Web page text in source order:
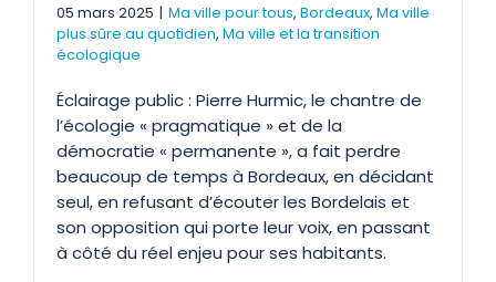
05 mars 2025 | Ma ville pour tous, Bordeaux, Ma ville
plus sûre au quotidien, Ma ville et la transition
écologique
Éclairage public : Pierre Hurmic, le chantre de
l’écologie « pragmatique » et de la
démocratie « permanente », a fait perdre
beaucoup de temps à Bordeaux, en décidant
seul, en refusant d’écouter les Bordelais et
son opposition qui porte leur voix, en passant
à côté du réel enjeu pour ses habitants.